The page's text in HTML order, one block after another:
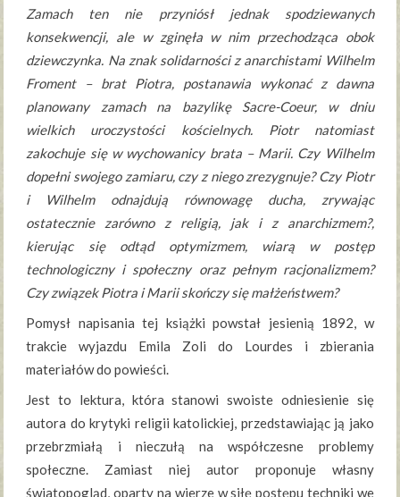
Zamach ten nie przyniósł jednak spodziewanych
konsekwencji, ale w zginęła w nim przechodząca obok
dziewczynka. Na znak solidarności z anarchistami Wilhelm
Froment – brat Piotra, postanawia wykonać z dawna
planowany zamach na bazylikę Sacre-Coeur, w dniu
wielkich uroczystości kościelnych. Piotr natomiast
zakochuje się w wychowanicy brata – Marii. Czy Wilhelm
dopełni swojego zamiaru, czy z niego zrezygnuje? Czy Piotr
i Wilhelm odnajdują równowagę ducha, zrywając
ostatecznie zarówno z religią, jak i z anarchizmem?,
kierując się odtąd optymizmem, wiarą w postęp
technologiczny i społeczny oraz pełnym racjonalizmem?
Czy związek Piotra i Marii skończy się małżeństwem?
Pomysł napisania tej książki powstał jesienią 1892, w
trakcie wyjazdu Emila Zoli do Lourdes i zbierania
materiałów do powieści.
Jest to lektura, która stanowi swoiste odniesienie się
autora do krytyki religii katolickiej, przedstawiając ją jako
przebrzmiałą i nieczułą na współczesne problemy
społeczne. Zamiast niej autor proponuje własny
światopogląd, oparty na wierze w siłę postępu techniki we